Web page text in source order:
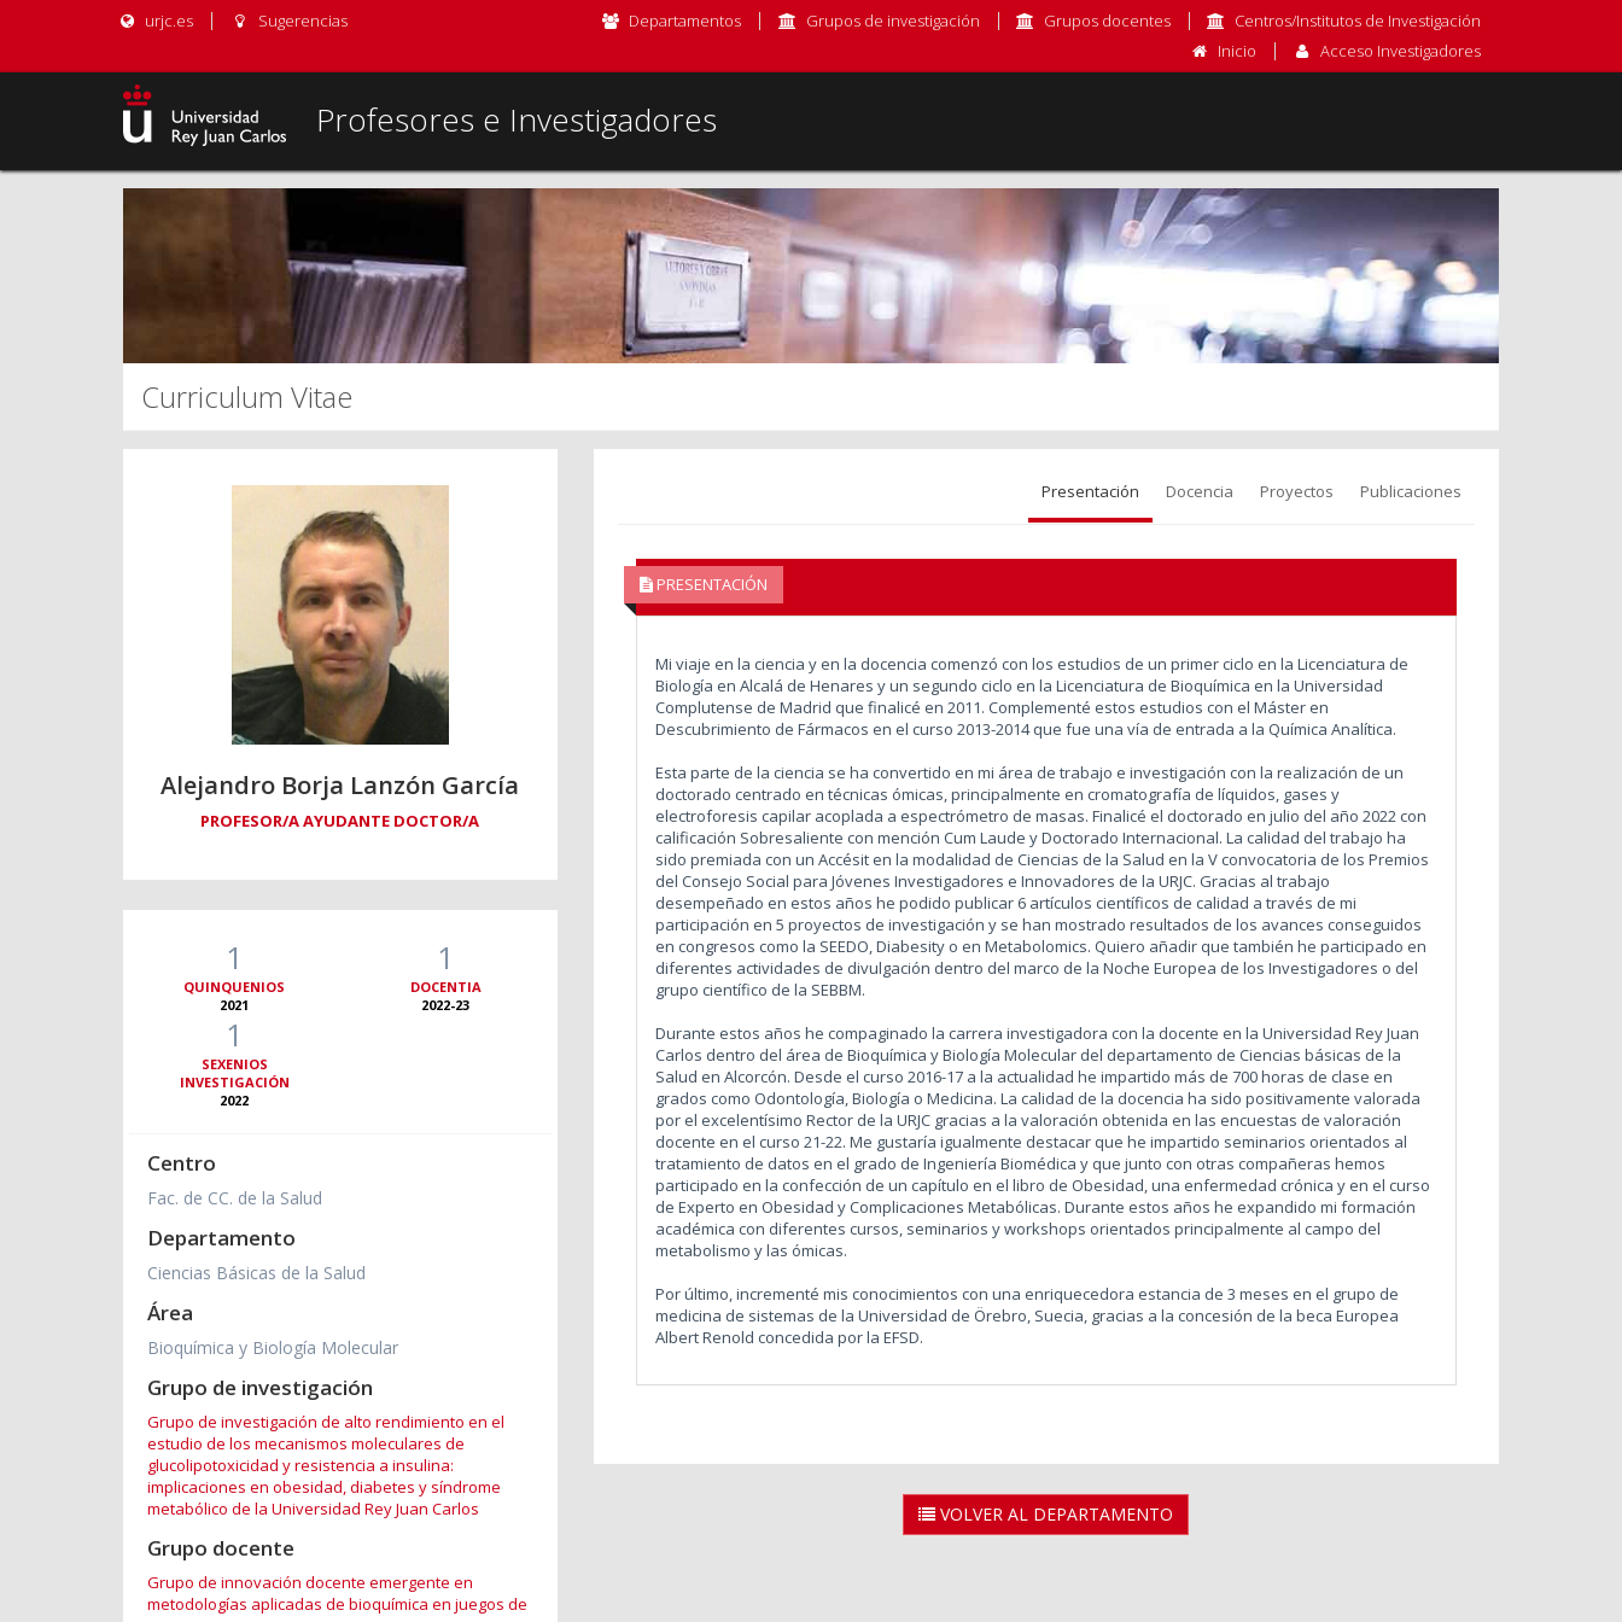
urjc.es Sugerencias Departamentos Grupos de investigación Grupos docentes
Centros/Institutos de Investigación
Inicio
Acceso Investigadores
Profesores e Investigadores
Curriculum Vitae
Alejandro Borja Lanzón García
PROFESOR/A AYUDANTE DOCTOR/A
1
QUINQUENIOS
2021
1
DOCENTIA
2022-23
1
SEXENIOS
INVESTIGACIÓN
2022
Centro
Fac. de CC. de la Salud
Departamento
Ciencias Básicas de la Salud
Área
Bioquímica y Biología Molecular
Grupo de investigación
Grupo de investigación de alto rendimiento en el
estudio de los mecanismos moleculares de
glucolipotoxicidad y resistencia a insulina:
implicaciones en obesidad, diabetes y síndrome
metabólico de la Universidad Rey Juan Carlos
Grupo docente
Grupo de innovación docente emergente en
metodologías aplicadas de bioquímica en juegos de
Presentación Docencia Proyectos Publicaciones
PRESENTACIÓN
Mi viaje en la ciencia y en la docencia comenzó con los estudios de un primer ciclo en la Licenciatura de
Biología en Alcalá de Henares y un segundo ciclo en la Licenciatura de Bioquímica en la Universidad
Complutense de Madrid que finalicé en 2011. Complementé estos estudios con el Máster en
Descubrimiento de Fármacos en el curso 2013-2014 que fue una vía de entrada a la Química Analítica.
Esta parte de la ciencia se ha convertido en mi área de trabajo e investigación con la realización de un
doctorado centrado en técnicas ómicas, principalmente en cromatografía de líquidos, gases y
electroforesis capilar acoplada a espectrómetro de masas. Finalicé el doctorado en julio del año 2022 con
calificación Sobresaliente con mención Cum Laude y Doctorado Internacional. La calidad del trabajo ha
sido premiada con un Accésit en la modalidad de Ciencias de la Salud en la V convocatoria de los Premios
del Consejo Social para Jóvenes Investigadores e Innovadores de la URJC. Gracias al trabajo
desempeñado en estos años he podido publicar 6 artículos científicos de calidad a través de mi
participación en 5 proyectos de investigación y se han mostrado resultados de los avances conseguidos
en congresos como la SEEDO, Diabesity o en Metabolomics. Quiero añadir que también he participado en
diferentes actividades de divulgación dentro del marco de la Noche Europea de los Investigadores o del
grupo científico de la SEBBM.
Durante estos años he compaginado la carrera investigadora con la docente en la Universidad Rey Juan
Carlos dentro del área de Bioquímica y Biología Molecular del departamento de Ciencias básicas de la
Salud en Alcorcón. Desde el curso 2016-17 a la actualidad he impartido más de 700 horas de clase en
grados como Odontología, Biología o Medicina. La calidad de la docencia ha sido positivamente valorada
por el excelentísimo Rector de la URJC gracias a la valoración obtenida en las encuestas de valoración
docente en el curso 21-22. Me gustaría igualmente destacar que he impartido seminarios orientados al
tratamiento de datos en el grado de Ingeniería Biomédica y que junto con otras compañeras hemos
participado en la confección de un capítulo en el libro de Obesidad, una enfermedad crónica y en el curso
de Experto en Obesidad y Complicaciones Metabólicas. Durante estos años he expandido mi formación
académica con diferentes cursos, seminarios y workshops orientados principalmente al campo del
metabolismo y las ómicas.
Por último, incrementé mis conocimientos con una enriquecedora estancia de 3 meses en el grupo de
medicina de sistemas de la Universidad de Örebro, Suecia, gracias a la concesión de la beca Europea
Albert Renold concedida por la EFSD.
VOLVER AL DEPARTAMENTO